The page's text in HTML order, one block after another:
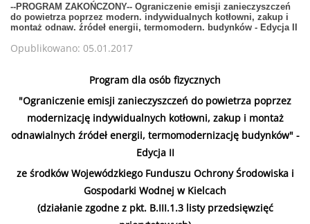
--PROGRAM ZAKOŃCZONY-- Ograniczenie emisji zanieczyszczeń
do powietrza poprzez modern. indywidualnych kotłowni, zakup i
montaż odnaw. źródeł energii, termomodern. budynków - Edycja II
Opublikowano: 05.01.2017
Program dla osób fizycznych
"Ograniczenie emisji zanieczyszczeń do powietrza poprzez
modernizację indywidualnych kotłowni, zakup i montaż
odnawialnych źródeł energii, termomodernizację budynków" -
Edycja II
ze środków Wojewódzkiego Funduszu Ochrony Środowiska i
Gospodarki Wodnej w Kielcach
(działanie zgodne z pkt. B.III.1.3 listy przedsięwzięć